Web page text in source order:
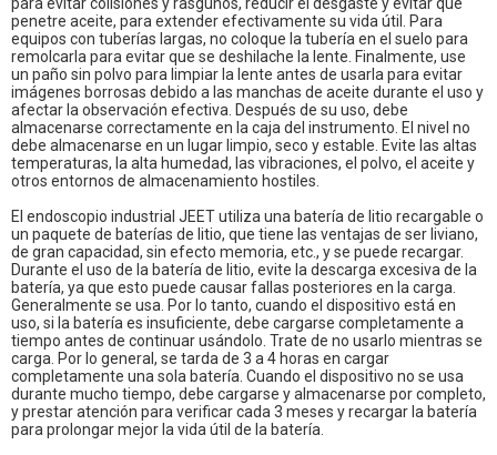
penetre aceite, para extender efectivamente su vida útil. Para
equipos con tuberías largas, no coloque la tubería en el suelo para
remolcarla para evitar que se deshilache la lente. Finalmente, use
un paño sin polvo para limpiar la lente antes de usarla para evitar
imágenes borrosas debido a las manchas de aceite durante el uso y
afectar la observación efectiva. Después de su uso, debe
almacenarse correctamente en la caja del instrumento. El nivel no
debe almacenarse en un lugar limpio, seco y estable. Evite las altas
temperaturas, la alta humedad, las vibraciones, el polvo, el aceite y
otros entornos de almacenamiento hostiles.
El endoscopio industrial JEET utiliza una batería de litio recargable o
un paquete de baterías de litio, que tiene las ventajas de ser liviano,
de gran capacidad, sin efecto memoria, etc., y se puede recargar.
Durante el uso de la batería de litio, evite la descarga excesiva de la
batería, ya que esto puede causar fallas posteriores en la carga.
Generalmente se usa. Por lo tanto, cuando el dispositivo está en
uso, si la batería es insuficiente, debe cargarse completamente a
tiempo antes de continuar usándolo. Trate de no usarlo mientras se
carga. Por lo general, se tarda de 3 a 4 horas en cargar
completamente una sola batería. Cuando el dispositivo no se usa
durante mucho tiempo, debe cargarse y almacenarse por completo,
y prestar atención para verificar cada 3 meses y recargar la batería
para prolongar mejor la vida útil de la batería.